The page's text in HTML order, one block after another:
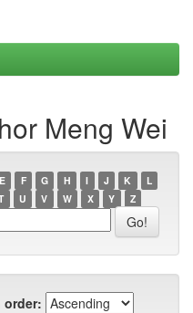
Meng Wei
E F G H I J K
L
U V W X Y Z
order: